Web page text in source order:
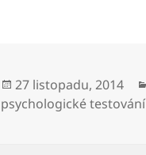
Publikováno:
27 listopadu, 2014
psychologické testování